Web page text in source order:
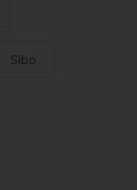
Sibo